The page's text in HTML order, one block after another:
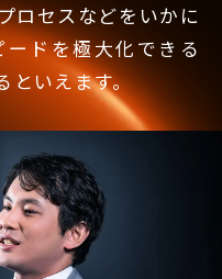
ロセスなどをいかに
ドを極大化できる
といえます。